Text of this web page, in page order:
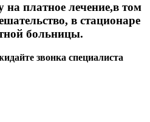
платное лечение,в том
в стационаре
больницы.
звонка специалиста